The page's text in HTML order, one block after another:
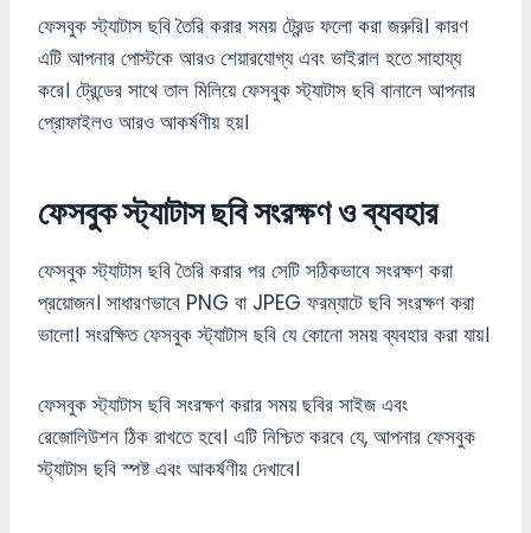
ফেসবুক স্ট্যাটাস ছবি তৈরি করার সময় ট্রেন্ড ফলো করা জরুরি। কারণ
এটি আপনার পোস্টকে আরও শেয়ারযোগ্য এবং ভাইরাল হতে সাহায্য
করে। ট্রেন্ডের সাথে তাল মিলিয়ে ফেসবুক স্ট্যাটাস ছবি বানালে আপনার
প্রোফাইলও আরও আকর্ষণীয় হয়।
ফেসবুক স্ট্যাটাস ছবি সংরক্ষণ ও ব্যবহার
ফেসবুক স্ট্যাটাস ছবি তৈরি করার পর সেটি সঠিকভাবে সংরক্ষণ করা
প্রয়োজন। সাধারণভাবে PNG বা JPEG ফরম্যাটে ছবি সংরক্ষণ করা
ভালো। সংরক্ষিত ফেসবুক স্ট্যাটাস ছবি যে কোনো সময় ব্যবহার করা যায়।
ফেসবুক স্ট্যাটাস ছবি সংরক্ষণ করার সময় ছবির সাইজ এবং
রেজোলিউশন ঠিক রাখতে হবে। এটি নিশ্চিত করবে যে, আপনার ফেসবুক
স্ট্যাটাস ছবি স্পষ্ট এবং আকর্ষণীয় দেখাবে।